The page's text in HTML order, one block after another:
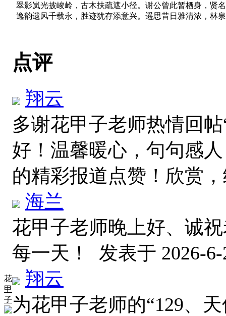
花
甲
子
翠影岚光披峻岭，古木扶疏遮小径。谢公曾此暂栖身，贤
逸韵遗风千载永，胜迹犹存添意兴。遥思昔日雅清浓，林
点评
翔云
多谢花甲子老师热情回
好！温馨暖心，句句感
的精彩报道点赞！欣赏
海兰
花甲子老师晚上好、诚
每一天！ 发表于 2026-6-
翔云
为花甲子老师的“129、